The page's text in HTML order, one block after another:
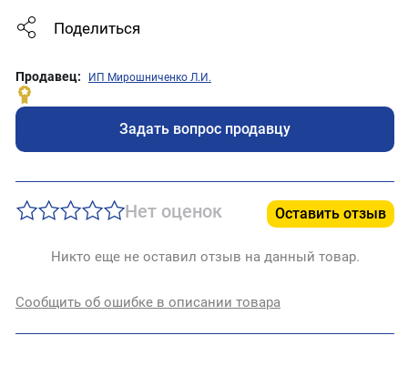
Поделиться
Продавец: ИП Мирошниченко Л.И.
Задать вопрос продавцу
Нет оценок Оставить отзыв
Никто еще не оставил отзыв на данный товар.
Сообщить об ошибке в описании товара